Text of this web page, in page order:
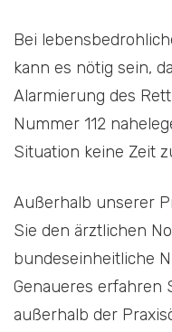
Bei
kann es nötig sein,
Alarmierung des
Nummer 112
Situation keine Zeit
Außerhalb unserer
Sie den ärztlichen
bundeseinheitliche
Genaueres erfahren
außerhalb der